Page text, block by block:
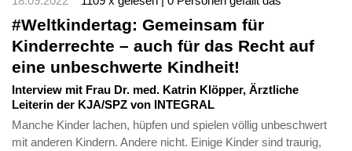
#Weltkindertag: Gemeinsam für
Kinderrechte – auch für das Recht auf
eine unbeschwerte Kindheit!
Interview mit Frau Dr. med. Katrin Klöpper, Ärztliche
Leiterin der KJA/SPZ von INTEGRAL
Manche Kinder lachen, hüpfen und spielen völlig unbeschwert
mit anderen Kindern. Andere nicht. Einige Kinder sind traurig,